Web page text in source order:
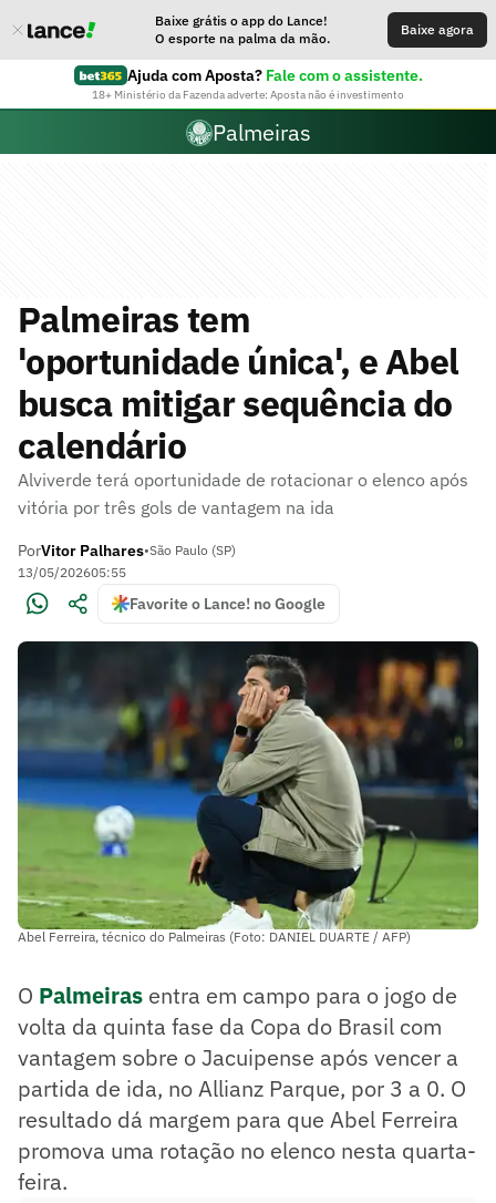
Baixe grátis o app do Lance!
O esporte na palma da mão.
Baixe agora
Ajuda com Aposta? Fale com o assistente.
18+ Ministério da Fazenda adverte: Aposta não é investimento
Palmeiras
Palmeiras tem
'oportunidade única', e Abel
busca mitigar sequência do
calendário
Alviverde terá oportunidade de rotacionar o elenco após
vitória por três gols de vantagem na ida
PorVitor Palhares•São Paulo (SP)
13/05/202605:55
Favorite o Lance! no Google
Abel Ferreira, técnico do Palmeiras (Foto: DANIEL DUARTE / AFP)
O Palmeiras entra em campo para o jogo de
volta da quinta fase da Copa do Brasil com
vantagem sobre o Jacuipense após vencer a
partida de ida, no Allianz Parque, por 3 a 0. O
resultado dá margem para que Abel Ferreira
promova uma rotação no elenco nesta quarta-
feira.